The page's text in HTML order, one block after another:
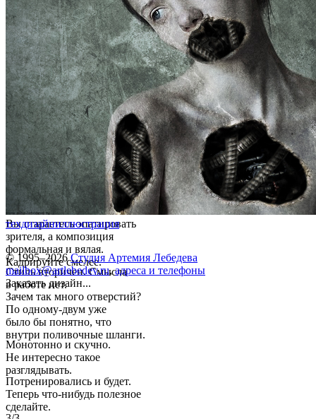
Вы стараетесь эпатировать
зрителя, а композиция
формальная и вялая.
Кадрируйте смелее.
Стиль вторичен. Смысла
в работе нет.
Зачем так много отверстий?
По одному-двум уже
было бы понятно, что
внутри поливочные шланги.
Монотонно и скучно.
Не интересно такое
разглядывать.
Потренировались и будет.
Теперь что-нибудь полезное
сделайте.
техдизайниллюстрация
© 1995–2026 Студия Артемия Лебедева
mailbox@artlebedev.ru, адреса и телефоны
Заказать дизайн...